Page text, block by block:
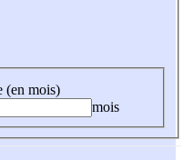
(en mois)
mois